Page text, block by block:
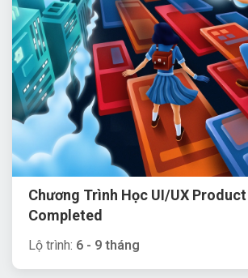
Chương Trình Học UI/UX
Completed
Lộ trình: 6 - 9 tháng